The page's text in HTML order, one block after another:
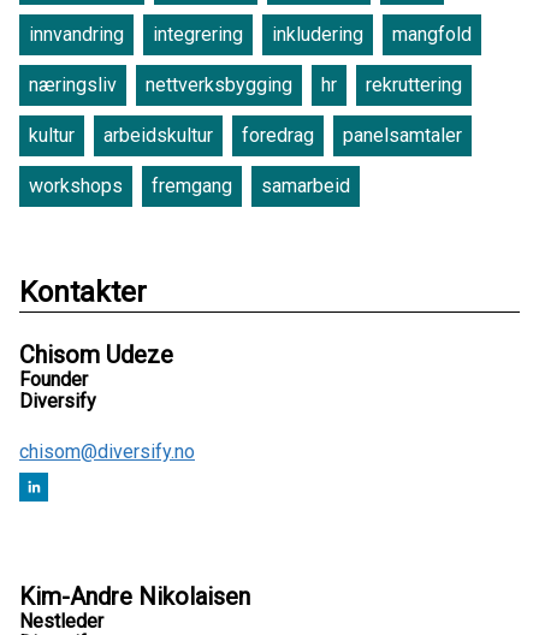
innvandring integrering inkludering mangfold
næringsliv nettverksbygging hr rekruttering
kultur arbeidskultur foredrag panelsamtaler
workshops fremgang samarbeid
Kontakter
Chisom Udeze
Founder
Diversify
chisom@diversify.no
Kim-Andre Nikolaisen
Nestleder